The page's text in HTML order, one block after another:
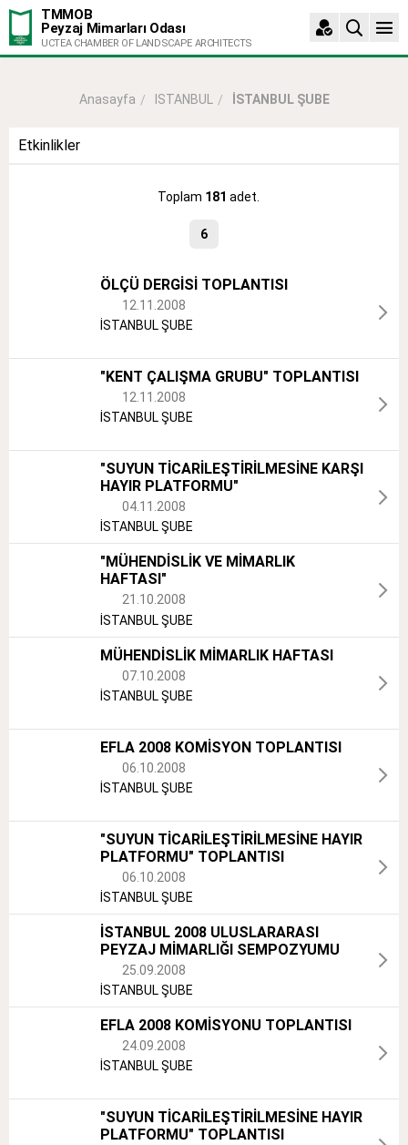
TMMOB
Peyzaj Mimarları Odası
UCTEA CHAMBER OF LANDSCAPE ARCHITECTS
Anasayfa ISTANBUL İSTANBUL ŞUBE
Etkinlikler
Toplam 181 adet.
6
ÖLÇÜ DERGİSİ TOPLANTISI
12.11.2008
İSTANBUL ŞUBE
"KENT ÇALIŞMA GRUBU" TOPLANTISI
12.11.2008
İSTANBUL ŞUBE
"SUYUN TİCARİLEŞTİRİLMESİNE KARŞI
HAYIR PLATFORMU"
04.11.2008
İSTANBUL ŞUBE
"MÜHENDİSLİK VE MİMARLIK
HAFTASI"
21.10.2008
İSTANBUL ŞUBE
MÜHENDİSLİK MİMARLIK HAFTASI
07.10.2008
İSTANBUL ŞUBE
EFLA 2008 KOMİSYON TOPLANTISI
06.10.2008
İSTANBUL ŞUBE
"SUYUN TİCARİLEŞTİRİLMESİNE HAYIR
PLATFORMU" TOPLANTISI
06.10.2008
İSTANBUL ŞUBE
İSTANBUL 2008 ULUSLARARASI
PEYZAJ MİMARLIĞI SEMPOZYUMU
25.09.2008
İSTANBUL ŞUBE
EFLA 2008 KOMİSYONU TOPLANTISI
24.09.2008
İSTANBUL ŞUBE
"SUYUN TİCARİLEŞTİRİLMESİNE HAYIR
PLATFORMU" TOPLANTISI